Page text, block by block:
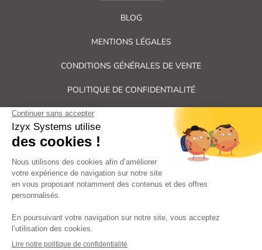
BLOG
MENTIONS LÉGALES
CONDITIONS GÉNÉRALES DE VENTE
POLITIQUE DE CONFIDENTIALITÉ
Tous droits réservés Izyx Systems ©
Contrôle des accès et verrouillage de porte : serrure électrique,
gâche électrique, ventouse électromagnétique